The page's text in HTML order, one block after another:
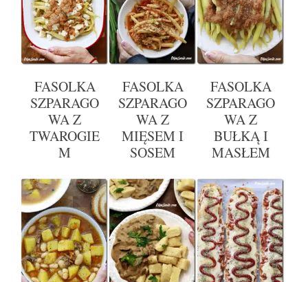
FASOLKA
SZPARAGO
WA Z
TWAROGIE
M
FASOLKA
SZPARAGO
WA Z
MIĘSEM I
SOSEM
FASOLKA
SZPARAGO
WA Z
BUŁKĄ I
MASŁEM